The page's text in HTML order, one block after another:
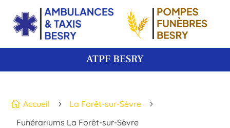
ATPF BESRY
 Accueil 5 La Forêt-sur-Sèvre 5
Funérariums La Forêt-sur-Sèvre